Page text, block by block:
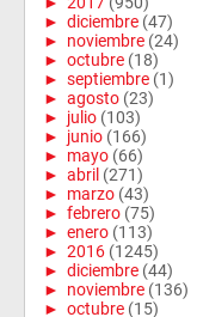
► diciembre (47)
► noviembre (24)
► octubre (18)
► septiembre (1)
► agosto (23)
► julio (103)
► junio (166)
► mayo (66)
► abril (271)
► marzo (43)
► febrero (75)
► enero (113)
► 2016 (1245)
► diciembre (44)
► noviembre (136)
► octubre (15)